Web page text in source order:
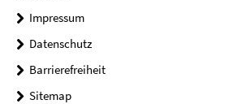
Impressum
Datenschutz
Barrierefreiheit
Sitemap